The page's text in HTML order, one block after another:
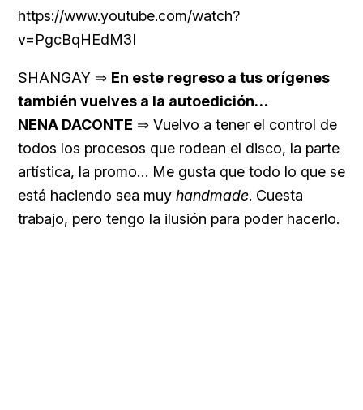
https://www.youtube.com/watch?
v=PgcBqHEdM3I
SHANGAY ⇒ En este regreso a tus orígenes
también vuelves a la autoedición…
NENA DACONTE ⇒ Vuelvo a tener el control de
todos los procesos que rodean el disco, la parte
artística, la promo… Me gusta que todo lo que se
está haciendo sea muy handmade. Cuesta
trabajo, pero tengo la ilusión para poder hacerlo.